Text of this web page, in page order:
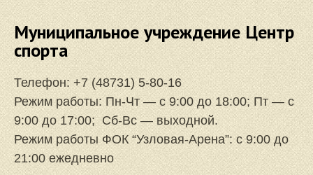
Муниципальное учреждение Центр
спорта
Телефон:+7 (48731) 5-80-16
Режим работы: Пн-Чт — с 9:00 до 18:00; Пт — с
9:00 до 17:00; Сб-Вс — выходной.
Режим работы ФОК “Узловая-Арена”: с 9:00 до
21:00 ежедневно